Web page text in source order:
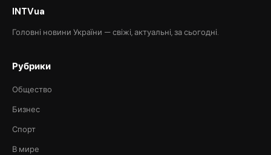
INTVua
Головні новини України — свіжі, актуальні, за сьогодні.
Рубрики
Общество
Бизнес
Спорт
В мире